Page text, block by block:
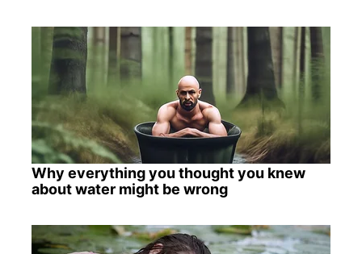
Why everything you thought you knew
about water might be wrong